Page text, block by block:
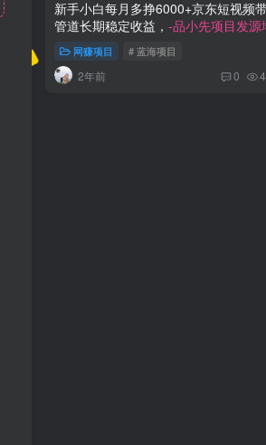
管道长期稳定收益，-品小先项目发源地
网赚项目